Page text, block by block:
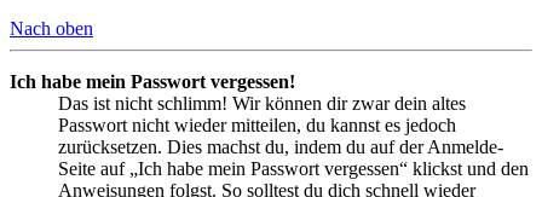
Nach oben
Ich habe mein Passwort vergessen!
Das ist nicht schlimm! Wir können dir zwar dein altes
Passwort nicht wieder mitteilen, du kannst es jedoch
zurücksetzen. Dies machst du, indem du auf der Anmelde-
Seite auf „Ich habe mein Passwort vergessen“ klickst und den
Anweisungen folgst. So solltest du dich schnell wieder